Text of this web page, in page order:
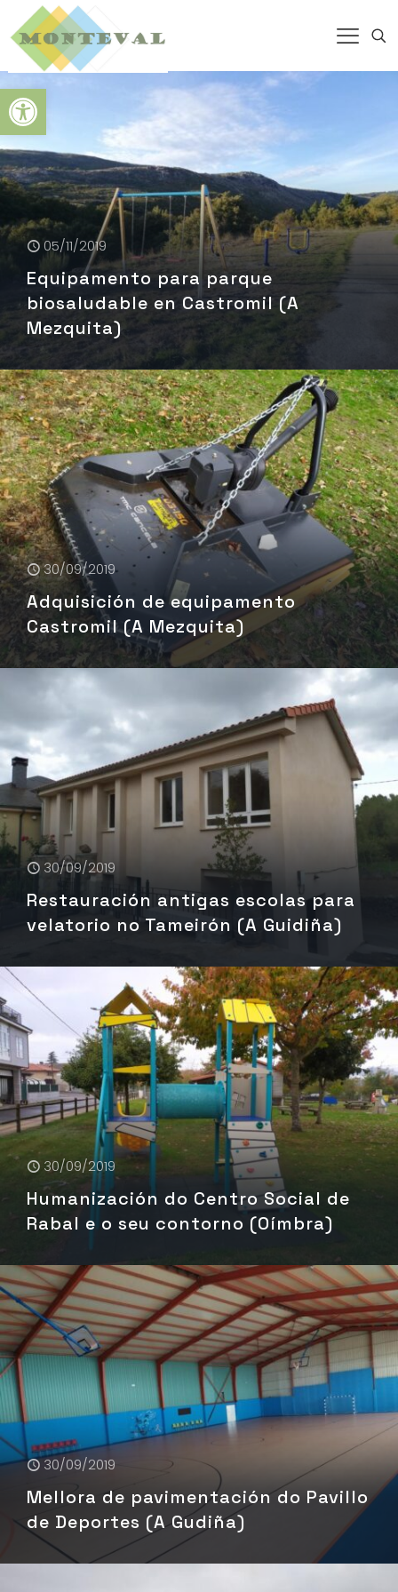
Abrir barra de herramientas
05/11/2019
Equipamento para parque
biosaludable en Castromil (A
Mezquita)
30/09/2019
Adquisición de equipamento
Castromil (A Mezquita)
30/09/2019
Restauración antigas escolas para
velatorio no Tameirón (A Guidiña)
30/09/2019
Humanización do Centro Social de
Rabal e o seu contorno (Oímbra)
30/09/2019
Mellora de pavimentación do Pavillo
de Deportes (A Gudiña)